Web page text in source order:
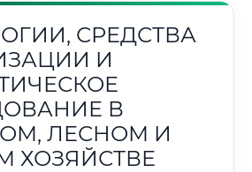
СРЕДСТВА
И
В
ЛЕСНОМ И
ХОЗЯЙСТВЕ